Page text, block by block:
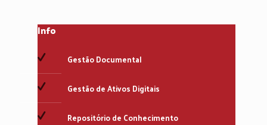
Info
Gestão Documental
Gestão de Ativos Digitais
Repositório de Conhecimento